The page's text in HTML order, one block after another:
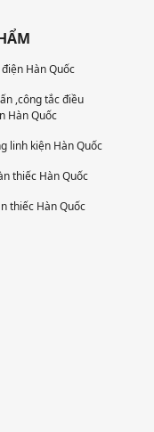
Hàn Quốc
,công tắc điều
Hàn Quốc
linh kiện Hàn Quốc
thiếc Hàn Quốc
thiếc Hàn Quốc